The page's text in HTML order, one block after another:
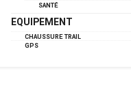
SANTÉ
EQUIPEMENT
CHAUSSURE TRAIL
GPS